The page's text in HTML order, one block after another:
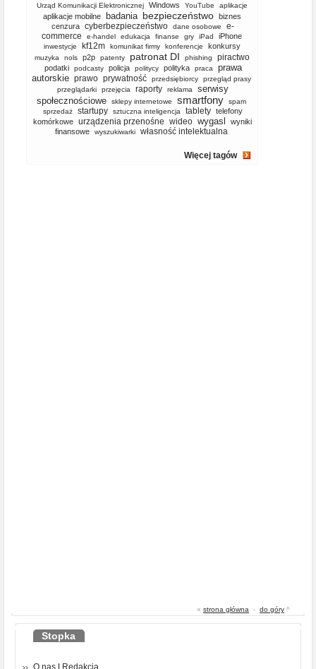
Urząd Komunikacji Elektronicznej Windows YouTube aplikacje
aplikacje mobilne badania bezpieczeństwo biznes
cenzura cyberbezpieczeństwo dane osobowe
e-
commerce
e-handel edukacja finanse gry iPad iPhone
inwestycje kf12m komunikat firmy konferencje konkursy
muzyka nols p2p patenty patronat DI phishing piractwo
podatki podcasty policja politycy polityka praca
prawa
autorskie prawo prywatność przedsiębiorcy
przegląd prasy
przeglądarki
przejęcia raporty reklama
serwisy
społecznościowe
sklepy internetowe smartfony
spam
sprzedaż
startupy sztuczna inteligencja tablety telefony
komórkowe
urządzenia przenośne wideo wygasl
wyniki
finansowe
wyszukiwarki własność intelektualna
Więcej tagów
« strona główna - do góry ^
Stopka
O nas Redakcja